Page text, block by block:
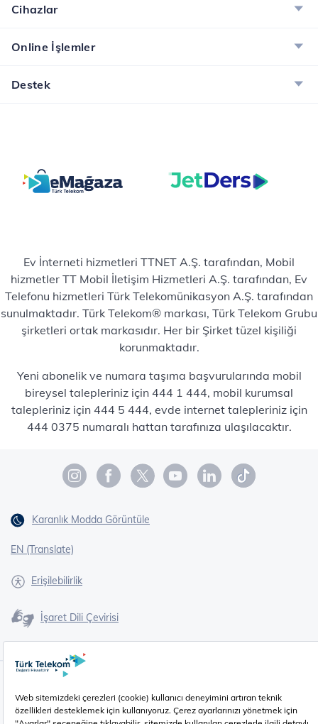
Cihazlar
Online İşlemler
Destek
Ev İnterneti hizmetleri TTNET A.Ş. tarafından, Mobil
hizmetler TT Mobil İletişim Hizmetleri A.Ş. tarafından, Ev
Telefonu hizmetleri Türk Telekomünikasyon A.Ş. tarafından
sunulmaktadır. Türk Telekom® markası, Türk Telekom Grubu
şirketleri ortak markasıdır. Her bir Şirket tüzel kişiliği
korunmaktadır.
Yeni abonelik ve numara taşıma başvurularında mobil
bireysel talepleriniz için 444 1 444, mobil kurumsal
talepleriniz için 444 5 444, evde internet talepleriniz için
444 0375 numaralı hattan tarafınıza ulaşılacaktır.
Karanlık Modda Görüntüle
EN (Translate)
Erişilebilirlik
İşaret Dili Çevirisi
Gizlilik - Güvenlik ve KVKK